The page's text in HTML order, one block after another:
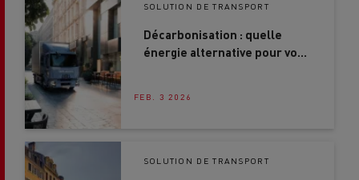
SOLUTION DE TRANSPORT
Décarbonisation : quelle
énergie alternative pour vos
FEB. 3 2026
SOLUTION DE TRANSPORT